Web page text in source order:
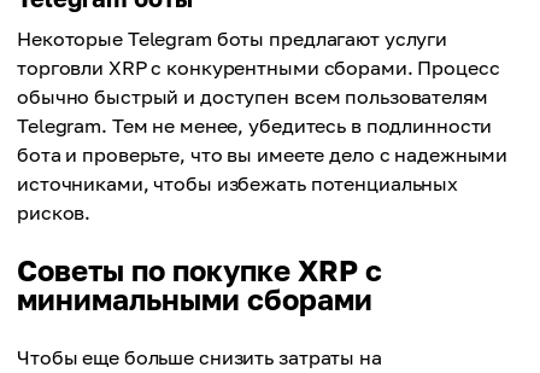
Некоторые Telegram боты предлагают услуги
торговли XRP с конкурентными сборами. Процесс
обычно быстрый и доступен всем пользователям
Telegram. Тем не менее, убедитесь в подлинности
бота и проверьте, что вы имеете дело с надежными
источниками, чтобы избежать потенциальных
рисков.
Советы по покупке XRP с
минимальными сборами
Чтобы еще больше снизить затраты на